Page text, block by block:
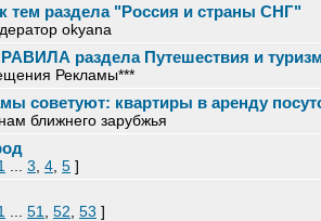
тем раздела "Россия и страны СНГ"
okyana
раздела Путешествия и туризм
Рекламы***
советуют: квартиры в аренду
ближнего зарубжья
3 4 5 ]
51 52 53 ]